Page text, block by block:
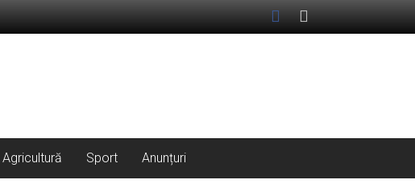
Agricultură Sport Anunțuri